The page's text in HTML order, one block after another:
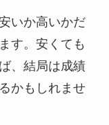
いか高いかだ
す。安くても
、結局は成績
かもしれませ